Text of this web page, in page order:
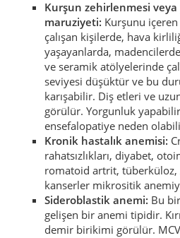
Kurşun zehirlenmesi
maruziyeti: Kurşunu
çalışan kişilerde, hava
yaşayanlarda,
ve seramik atölyelerinde
seviyesi düşüktür ve bu
karışabilir. Diş etleri ve
görülür. Yorgunluk
ensefalopatiye neden
Kronik hastalık anemisi:
rahatsızlıkları, diyabet,
romatoid artrit, tüberküloz,
kanserler mikrositik
Sideroblastik anemi: Bu
gelişen bir anemi tipidir.
demir birikimi görülür.